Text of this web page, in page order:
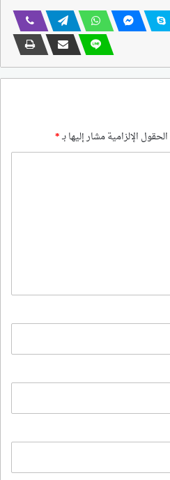
الحقول الإلزامية مشار إليها بـ*